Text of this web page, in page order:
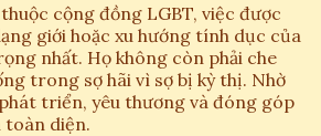
cộng đồng LGBT, việc được
giới hoặc xu hướng tính dục của
nhất. Họ không còn phải che
trong sợ hãi vì sợ bị kỳ thị. Nhờ
triển, yêu thương và đóng góp
toàn diện.